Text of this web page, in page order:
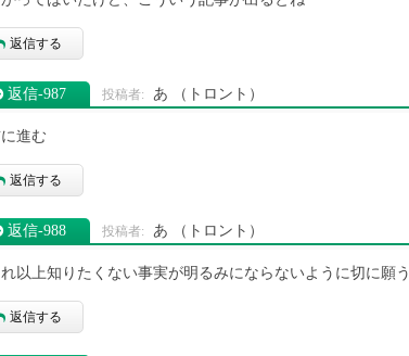
返信する
返信‐987 あ （トロント）
進む
返信する
返信‐988 あ （トロント）
以上知りたくない事実が明るみにならないように切に願う
返信する